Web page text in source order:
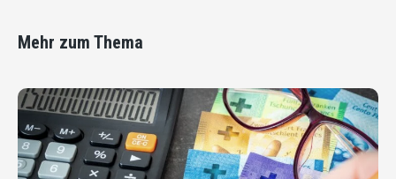
Mehr zum Thema